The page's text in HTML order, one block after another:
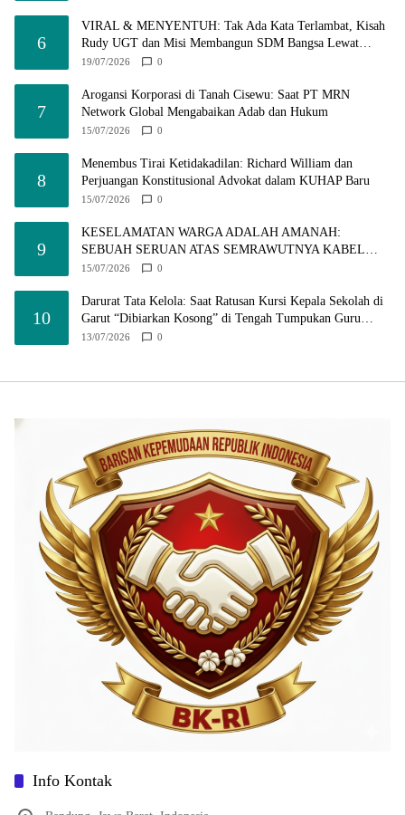
6
VIRAL & MENYENTUH: Tak Ada Kata Terlambat, Kisah
Rudy UGT dan Misi Membangun SDM Bangsa Lewat
Kuliah Jarak Jauh
19/07/2026 0
7
Arogansi Korporasi di Tanah Cisewu: Saat PT MRN
Network Global Mengabaikan Adab dan Hukum
15/07/2026 0
8
Menembus Tirai Ketidakadilan: Richard William dan
Perjuangan Konstitusional Advokat dalam KUHAP Baru
15/07/2026 0
9
KESELAMATAN WARGA ADALAH AMANAH:
SEBUAH SERUAN ATAS SEMRAWUTNYA KABEL
UTILITAS
15/07/2026 0
10
Darurat Tata Kelola: Saat Ratusan Kursi Kepala Sekolah di
Garut “Dibiarkan Kosong” di Tengah Tumpukan Guru
Kompeten
13/07/2026 0
Info Kontak